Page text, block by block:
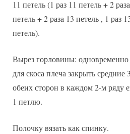
11 петель (1 раз 11 петель + 2
петель + 2 раза 13 петель , 1 раз
петель).
Вырез горловины: одновременно
для скоса плеча закрыть средние
обеих сторон в каждом 2-м ряду
1 петлю.
Полочку вязать как спинку.